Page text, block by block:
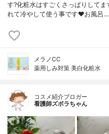
す?化粧水はすごくさっぱりして
れて冷やして使う事です❤️お風呂…
メラノCC
薬用しみ対策 美白化粧水
コスメ紹介ブロガー
看護師ズボラちゃん